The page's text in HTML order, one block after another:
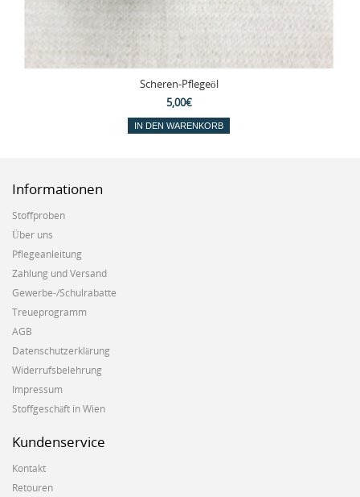
Scheren-Pflegeöl
5,00€
IN DEN WARENKORB
Informationen
Stoffproben
Über uns
Pflegeanleitung
Zahlung und Versand
Gewerbe-/Schulrabatte
Treueprogramm
AGB
Datenschutzerklärung
Widerrufsbelehrung
Impressum
Stoffgeschäft in Wien
Kundenservice
Kontakt
Retouren